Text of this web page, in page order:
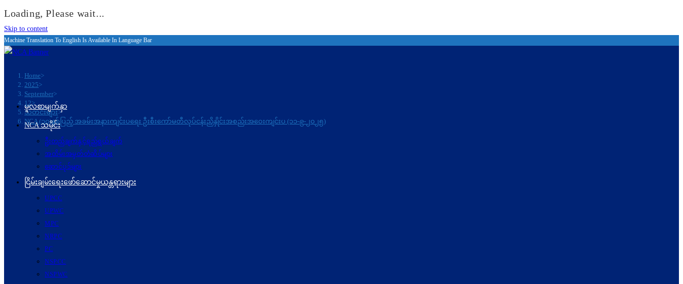
Loading, Please wait...
Skip to content
Machine Translation To English Is Available In Language Bar
Home>
2025>
September>
12>
သတင်းများ>
NCA (၁၀)နှစ်ပြည့် အခမ်းအနားကျင်းပရေး ဦးစီးကော်မတီလုပ်ငန်းညှိနှိုင်းအစည်းအဝေးကျင်းပ (၁၁-၉-၂၀၂၅)
မူလစာမျက်နှာ
NCA သမိုင်း
ဦးတည်ချက်နှင့်ရည်ရွယ်ချက်
အထိမ်းအမှတ်တံဆိပ်များ
ဆောင်ပုဒ်များ
ငြိမ်းချမ်းရေးဖော်‌ဆောင်မှုယန္တရားများ
UPCC
UPWC
MPC
NRPC
PC
NSPCC
NSPWC